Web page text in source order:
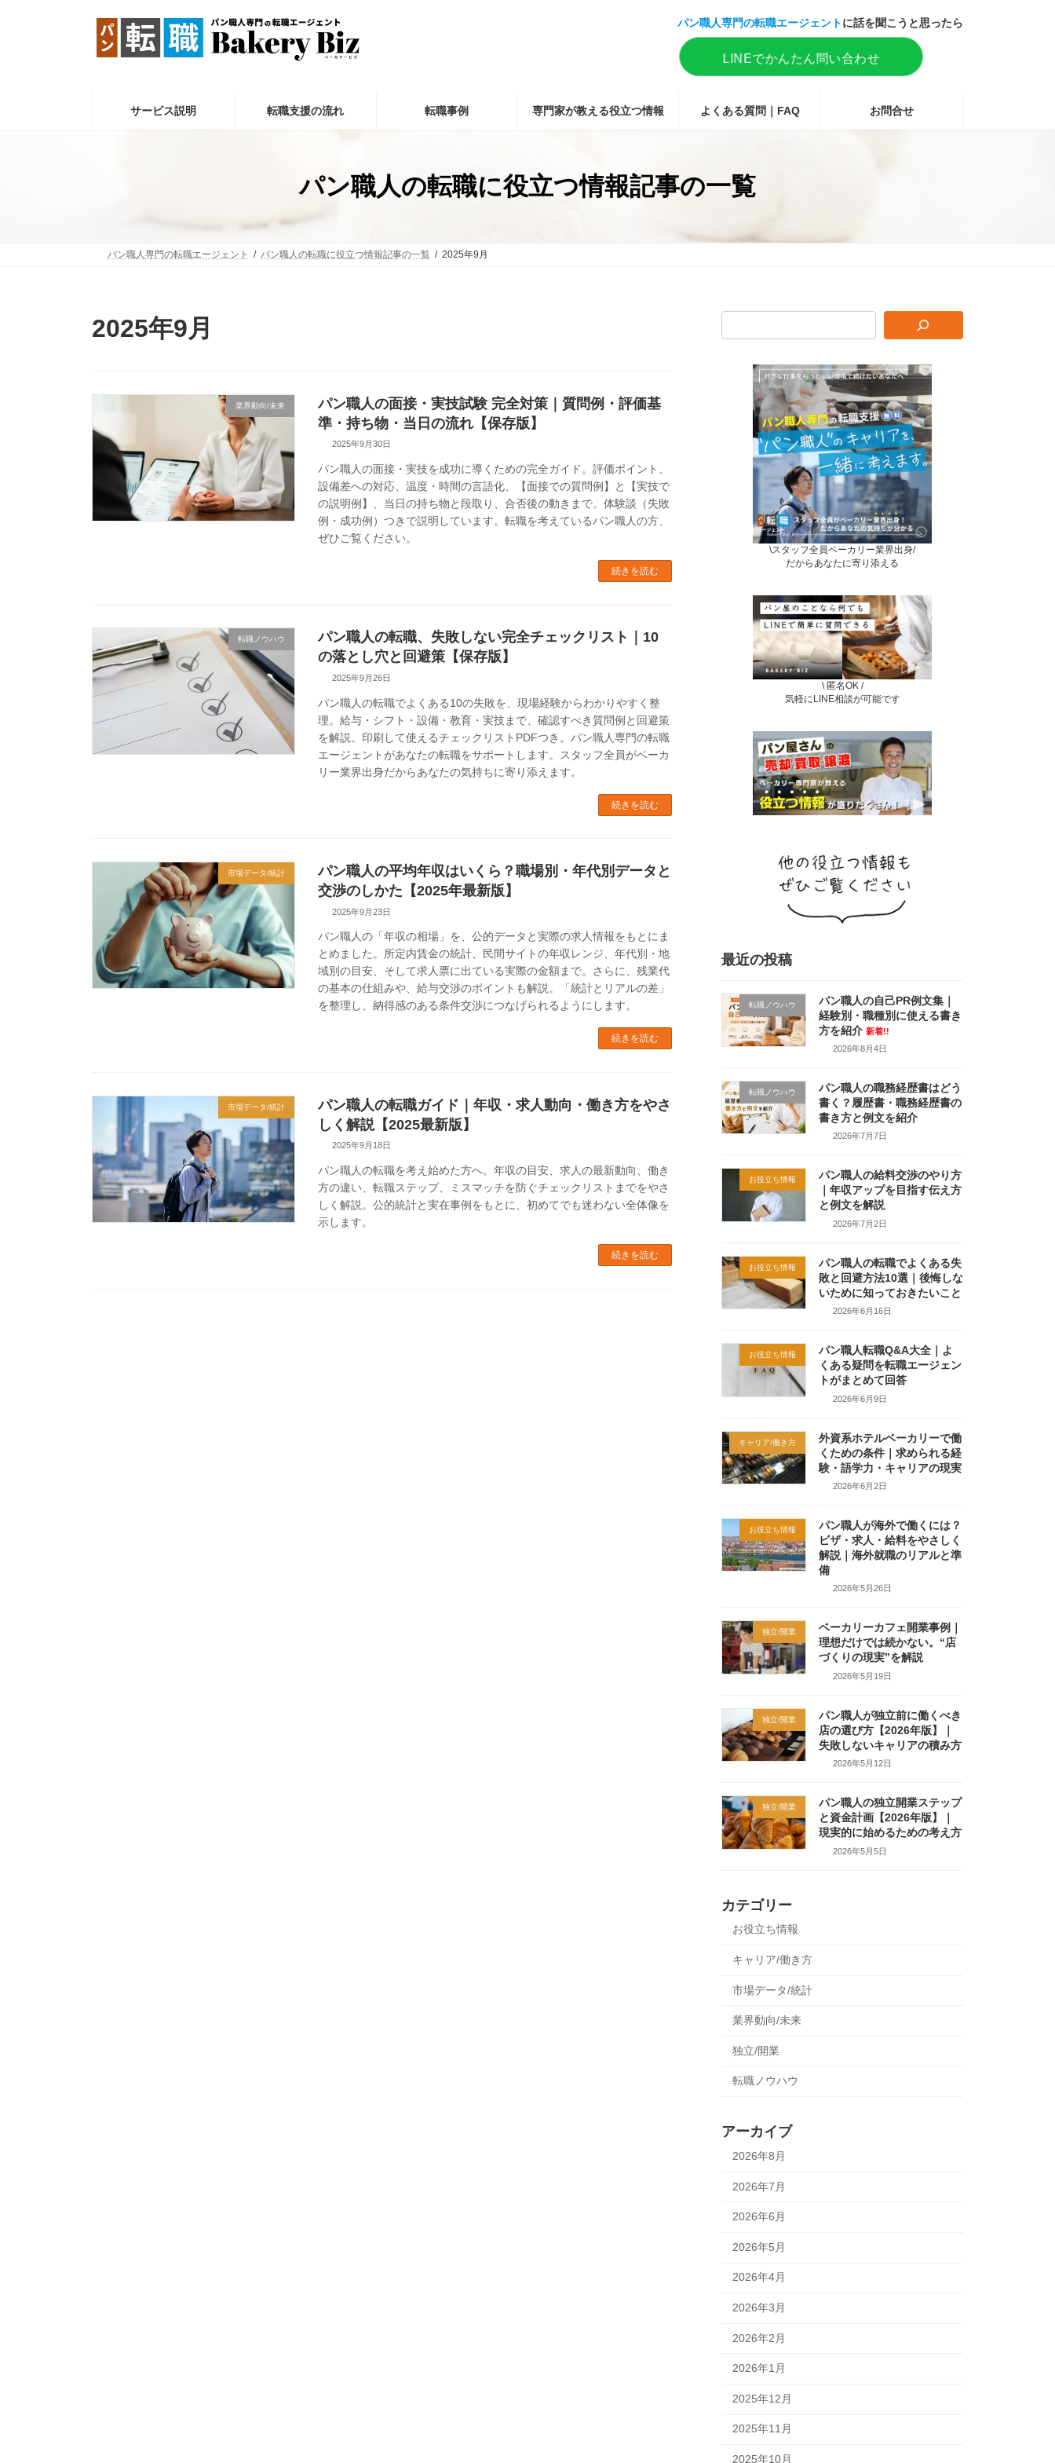
パン職人専門の転職エージェントに話を聞こうと思ったら
LINEでかんたん問い合わせ
サービス説明 転職支援の流れ 転職事例 専門家が教える役立つ情報 よくある質問｜FAQ お問合せ
パン職人の転職に役立つ情報記事の一覧
パン職人専門の転職エージェント パン職人の転職に役立つ情報記事の一覧 2025年9月
2025年9月
業界動向/未来
パン職人の面接・実技試験 完全対策｜質問例・評価基
準・持ち物・当日の流れ【保存版】
2025年9月30日
パン職人の面接・実技を成功に導くための完全ガイド。評価ポイント、
設備差への対応、温度・時間の言語化、【面接での質問例】と【実技で
の説明例】、当日の持ち物と段取り、合否後の動きまで。体験談（失敗
例・成功例）つきで説明しています。転職を考えているパン職人の方、
ぜひご覧ください。
続きを読む
転職ノウハウ
パン職人の転職、失敗しない完全チェックリスト｜10
の落とし穴と回避策【保存版】
2025年9月26日
パン職人の転職でよくある10の失敗を、現場経験からわかりやすく整
理。給与・シフト・設備・教育・実技まで、確認すべき質問例と回避策
を解説。印刷して使えるチェックリストPDFつき。パン職人専門の転職
エージェントがあなたの転職をサポートします。スタッフ全員がベーカ
リー業界出身だからあなたの気持ちに寄り添えます。
続きを読む
市場データ/統計
パン職人の平均年収はいくら？職場別・年代別データと
交渉のしかた【2025年最新版】
2025年9月23日
パン職人の「年収の相場」を、公的データと実際の求人情報をもとにま
とめました。所定内賃金の統計、民間サイトの年収レンジ、年代別・地
域別の目安、そして求人票に出ている実際の金額まで。さらに、残業代
の基本の仕組みや、給与交渉のポイントも解説。「統計とリアルの差」
を整理し、納得感のある条件交渉につなげられるようにします。
続きを読む
市場データ/統計
パン職人の転職ガイド｜年収・求人動向・働き方をやさ
しく解説【2025最新版】
2025年9月18日
パン職人の転職を考え始めた方へ。年収の目安、求人の最新動向、働き
方の違い、転職ステップ、ミスマッチを防ぐチェックリストまでをやさ
しく解説。公的統計と実在事例をもとに、初めてでも迷わない全体像を
示します。
続きを読む
\スタッフ全員ベーカリー業界出身/
だからあなたに寄り添える
\ 匿名OK /
気軽にLINE相談が可能です
最近の投稿
転職ノウハウ
パン職人の自己PR例文集｜
経験別・職種別に使える書き
方を紹介 新着!!
2026年8月4日
転職ノウハウ
パン職人の職務経歴書はどう
書く？履歴書・職務経歴書の
書き方と例文を紹介
2026年7月7日
お役立ち情報
パン職人の給料交渉のやり方
｜年収アップを目指す伝え方
と例文を解説
2026年7月2日
お役立ち情報
パン職人の転職でよくある失
敗と回避方法10選｜後悔しな
いために知っておきたいこと
2026年6月16日
お役立ち情報
パン職人転職Q&A大全｜よ
くある疑問を転職エージェン
トがまとめて回答
2026年6月9日
キャリア/働き方
外資系ホテルベーカリーで働
くための条件｜求められる経
験・語学力・キャリアの現実
2026年6月2日
お役立ち情報
パン職人が海外で働くには？
ビザ・求人・給料をやさしく
解説｜海外就職のリアルと準
備
2026年5月26日
独立/開業
ベーカリーカフェ開業事例｜
理想だけでは続かない。“店
づくりの現実”を解説
2026年5月19日
独立/開業
パン職人が独立前に働くべき
店の選び方【2026年版】｜
失敗しないキャリアの積み方
2026年5月12日
独立/開業
パン職人の独立開業ステップ
と資金計画【2026年版】｜
現実的に始めるための考え方
2026年5月5日
カテゴリー
お役立ち情報
キャリア/働き方
市場データ/統計
業界動向/未来
独立/開業
転職ノウハウ
アーカイブ
2026年8月
2026年7月
2026年6月
2026年5月
2026年4月
2026年3月
2026年2月
2026年1月
2025年12月
2025年11月
2025年10月